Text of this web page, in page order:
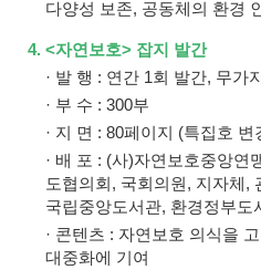
다양성 보존, 공동체의 환경
4. <자연보호> 잡지 발간
· 발 행 : 연간 1회 발간, 무가
· 부 수 : 300부
· 지 면 : 80페이지 (특집호 변
· 배 포 : (사)자연보호중앙연
도협의회, 국회의원, 지자체,
국립중앙도서관, 환경정부도
· 콘텐츠 : 자연보호 의식을
대중화에 기여